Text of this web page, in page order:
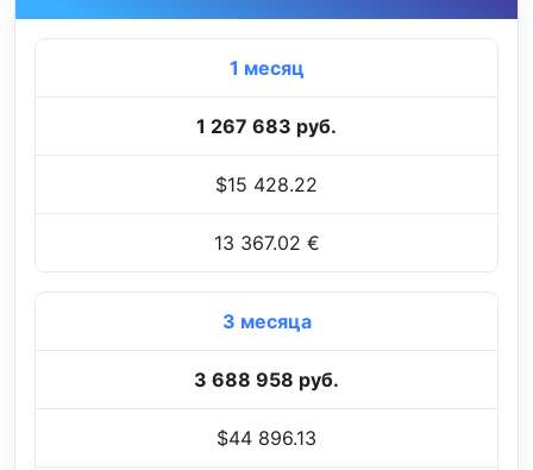
1 месяц
1 267 683 руб.
$15 428.22
13 367.02 €
3 месяца
3 688 958 руб.
$44 896.13